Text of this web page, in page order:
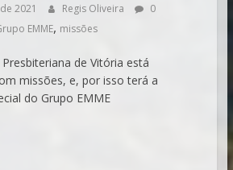
2021 Regis Oliveira
0
EMME, missões
de Vitória está
missões, e, por isso terá a
do Grupo EMME